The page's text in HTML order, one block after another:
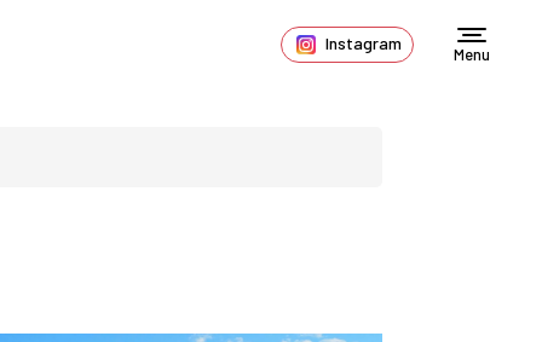
Instagram
Menu